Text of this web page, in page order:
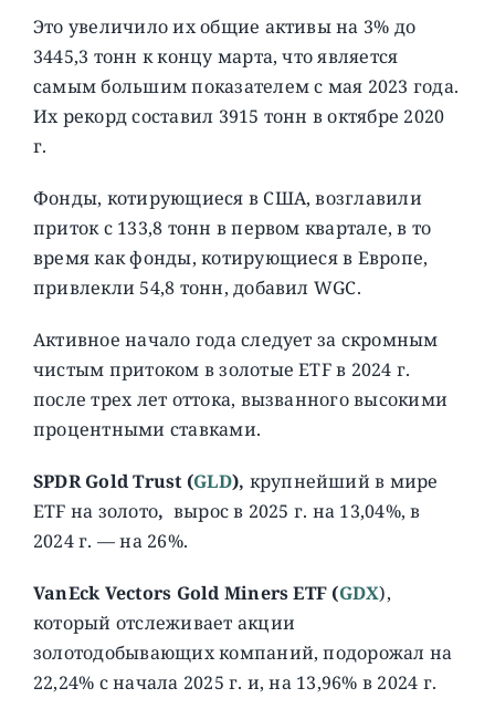
Это увеличило их общие активы на 3% до
3445,3 тонн к концу марта, что является
самым большим показателем с мая 2023 года.
Их рекорд составил 3915 тонн в октябре 2020
г.
Фонды, котирующиеся в США, возглавили
приток с 133,8 тонн в первом квартале, в то
время как фонды, котирующиеся в Европе,
привлекли 54,8 тонн, добавил WGC.
Активное начало года следует за скромным
чистым притоком в золотые ETF в 2024 г.
после трех лет оттока, вызванного высокими
процентными ставками.
SPDR Gold Trust (GLD), крупнейший в мире
ETF на золото, вырос в 2025 г. на 13,04%, в
2024 г. — на 26%.
VanEck Vectors Gold Miners ETF (GDX),
который отслеживает акции
золотодобывающих компаний, подорожал на
22,24% с начала 2025 г. и, на 13,96% в 2024 г.